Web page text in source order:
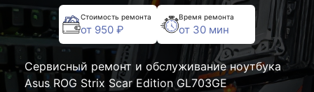
Стоимость ремонта
от 950 ₽
Время ремонта
от 30 мин
Сервисный ремонт и обслуживание ноутбука
Asus ROG Strix Scar Edition GL703GE